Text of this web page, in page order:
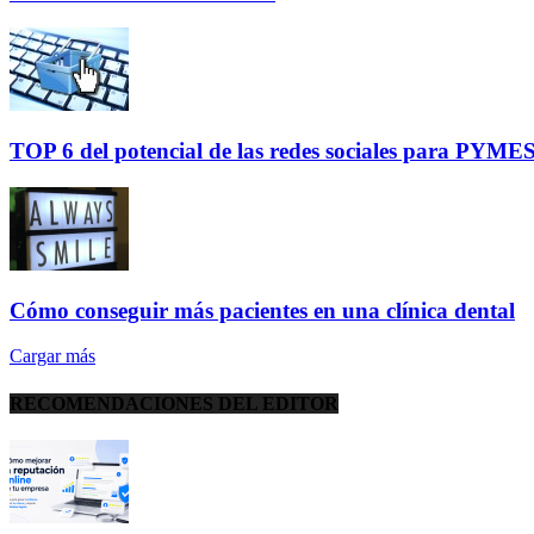
TOP 6 del potencial de las redes sociales para
Cómo conseguir más pacientes en una clínica dental
Cargar más
RECOMENDACIONES DEL EDITOR